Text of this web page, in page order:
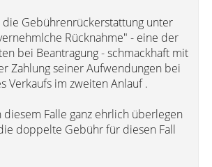
die Gebührenrückerstattung unter
Rücknahme" - eine der
bei Beantragung - schmackhaft mit
Zahlung seiner Aufwendungen bei
Verkaufs im zweiten Anlauf .
Falle ganz ehrlich überlegen
doppelte Gebühr für diesen Fall